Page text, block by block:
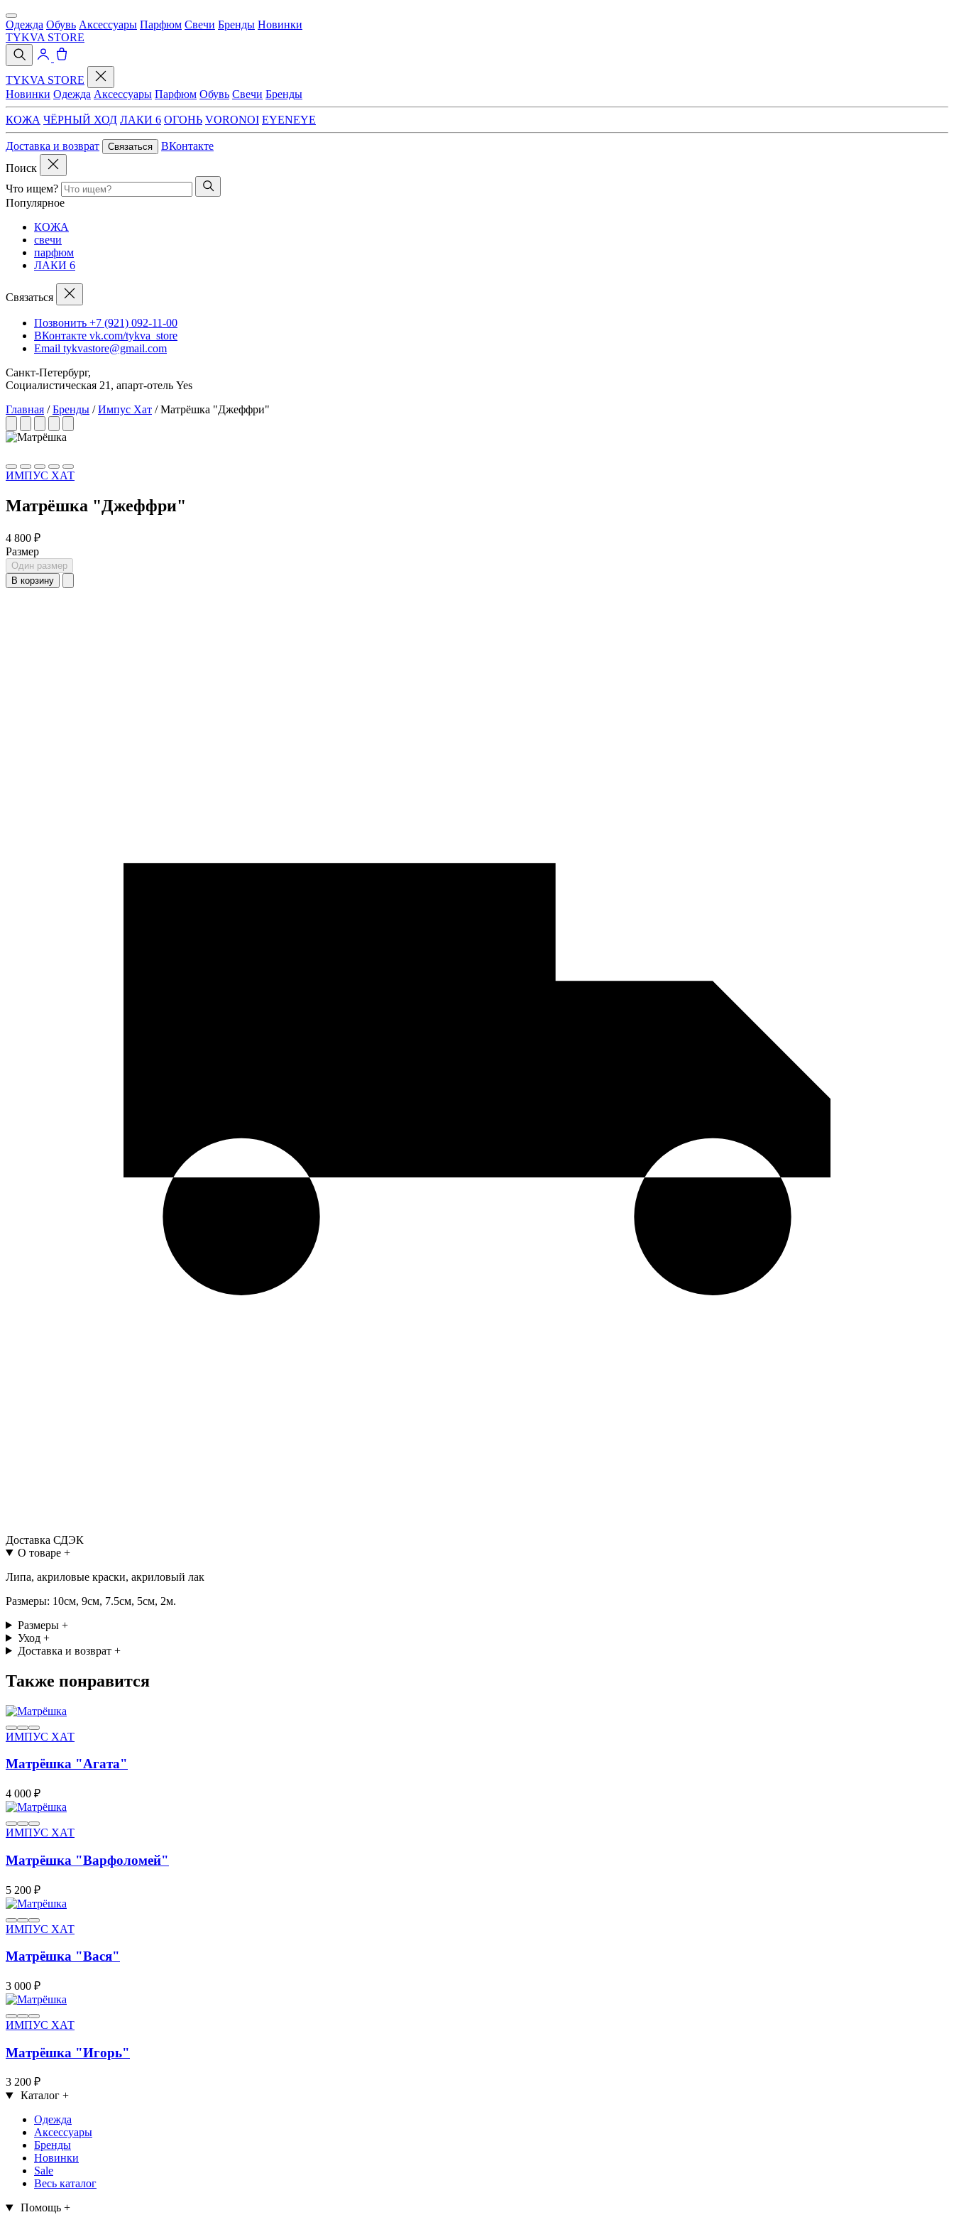
Одежда Обувь Аксессуары Парфюм Свечи Бренды Новинки
TYKVA STORE
TYKVA STORE
Новинки Одежда Аксессуары Парфюм Обувь Свечи Бренды
КОЖА ЧЁРНЫЙ ХОД ЛАКИ 6 ОГОНЬ VORONOI EYENEYE
Доставка и возврат Связаться
ВКонтакте
Поиск
Что ищем?
Популярное
КОЖА
свечи
парфюм
ЛАКИ 6
Связаться
Позвонить +7 (921) 092-11-00
ВКонтакте vk.com/tykva_store
Email tykvastore@gmail.com
Санкт-Петербург,
Социалистическая 21, апарт-отель Yes
Главная / Бренды / Импус Хат / Матрёшка "Джеффри"
ИМПУС ХАТ
Матрёшка "Джеффри"
4 800 ₽
Размер
Один размер
В корзину
Доставка СДЭК
О товаре +
Липа, акриловые краски, акриловый лак
Размеры: 10см, 9см, 7.5см, 5см, 2м.
Размеры +
Уход +
Доставка и возврат +
Также понравится
ИМПУС ХАТ
Матрёшка "Агата"
4 000 ₽
ИМПУС ХАТ
Матрёшка "Варфоломей"
5 200 ₽
ИМПУС ХАТ
Матрёшка "Вася"
3 000 ₽
ИМПУС ХАТ
Матрёшка "Игорь"
3 200 ₽
Каталог +
Одежда
Аксессуары
Бренды
Новинки
Sale
Весь каталог
Помощь +